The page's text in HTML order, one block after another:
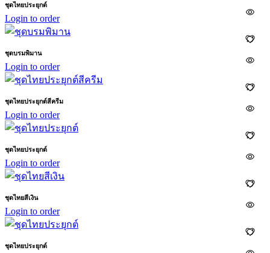
ชุดไทยประยุกต์
Login to order
ชุดบรมพิมาน
Login to order
ชุดไทยประยุกต์สีครีม
Login to order
ชุดไทยประยุกต์
Login to order
ชุดไทยสีเงิน
Login to order
ชุดไทยประยุกต์